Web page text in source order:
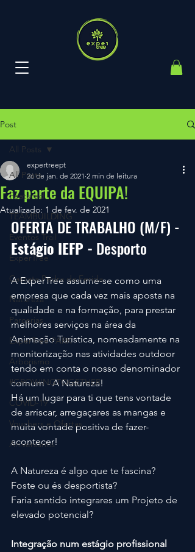
Post
All Posts
Featured
TEAMBUILDING
Eventos Trail
ExperTree
Cascata Pedra da Ferida
Natureza
Parcerias
ExperTree PARK
Arborismo
#GROWINGTOGETHER
COVID-19
Vouchers e Ofertas
Aniversários
All Posts
Faz parte da EQUIPA!
expertreept
26 de jan. de 2021 2 min de leitura
Atualizado: 1 de fev. de 2021
OFERTA DE TRABALHO (M/F) -
Estágio IEFP - Desporto
A ExperTree assume-se como uma
empresa que cada vez mais aposta na
qualidade e na formação, para prestar
melhores serviços na área da
Animação Turística, nomeadamente na
monitorização nas atividades outdoor
tendo em conta o nosso denominador
comum - A Natureza!
Há um lugar para ti que tens vontade
de arriscar, arregaçares as mangas e
muita vontade positiva de fazer-
acontecer!
A Natureza é algo que te fascina?
Foste ou és desportista?
Faria sentido integrares um Projeto de
elevado potencial?
Integração num estágio profissional